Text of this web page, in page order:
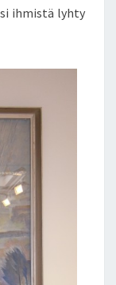
ihmistä lyhty